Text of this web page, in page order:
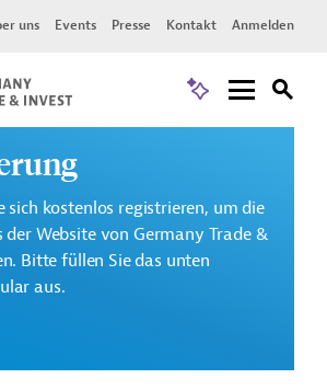
uns Events Presse Kontakt Anmelden
sich kostenlos registrieren, um die
der Website von Germany Trade &
Bitte füllen Sie das unten
aus.